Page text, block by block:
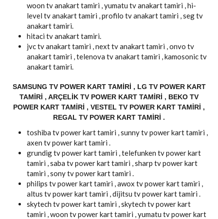
woon tv anakart tamiri , yumatu tv anakart tamiri , hi-
level tv anakart tamiri , profilo tv anakart tamiri , seg tv
anakart tamiri.
hitaci tv anakart tamiri.
jvc tv anakart tamiri , next tv anakart tamiri , onvo tv
anakart tamiri , telenova tv anakart tamiri , kamosonic tv
anakart tamiri.
SAMSUNG TV POWER KART TAMIRI , LG TV POWER KART
TAMIRI , ARÇELIK TV POWER KART TAMIRI , BEKO TV
POWER KART TAMIRI , VESTEL TV POWER KART TAMIRI ,
REGAL TV POWER KART TAMIRI .
toshiba tv power kart tamiri , sunny tv power kart tamiri ,
axen tv power kart tamiri .
grundig tv power kart tamiri , telefunken tv power kart
tamiri , saba tv power kart tamiri , sharp tv power kart
tamiri , sony tv power kart tamiri .
philips tv power kart tamiri , awox tv power kart tamiri ,
altus tv power kart tamiri , dijitsu tv power kart tamiri .
skytech tv power kart tamiri , skytech tv power kart
tamiri , woon tv power kart tamiri , yumatu tv power kart